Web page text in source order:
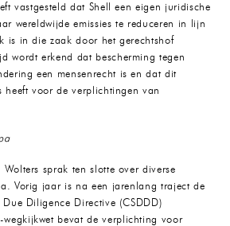
vastgesteld dat Shell een eigen juridische
wereldwijde emissies te reduceren in lijn
is in die zaak door het gerechtshof
wordt erkend dat bescherming tegen
een mensenrecht is en dat dit
heeft voor de verplichtingen van
Wolters sprak ten slotte over diverse
Vorig jaar is na een jarenlang traject de
Diligence Directive (CSDDD)
wegkijkwet bevat de verplichting voor